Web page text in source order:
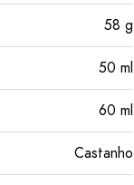
58 g
50 ml
60 ml
Castanho